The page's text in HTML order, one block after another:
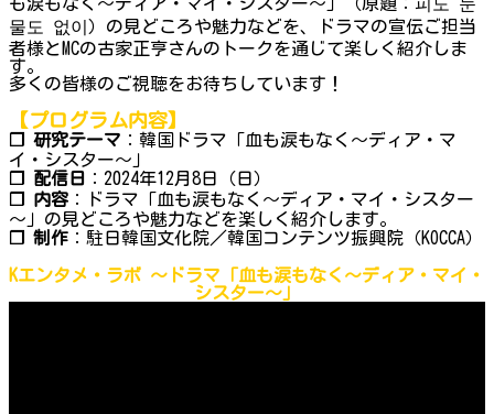
물도 없이）の見どころや魅力などを、ドラマの宣伝ご担当
者様とMCの古家正亨さんのトークを通じて楽しく紹介しま
す。
多くの皆様のご視聴をお待ちしています！
【プログラム内容】
❐ 研究テーマ ：韓国ドラマ「血も涙もなく～ディア・マ
イ・シスター～」
❐ 配信日
：2024年12月8日（日）
❐ 内容 ：ドラマ「血も涙もなく～ディア・マイ・シスター
～」の見どころや魅力などを楽しく紹介します。
❐ 制作 ：駐日韓国文化院／韓国コンテンツ振興院（KOCCA）
Kエンタメ・ラボ ～ドラマ「血も涙もなく～ディア・マイ・
シスター～」